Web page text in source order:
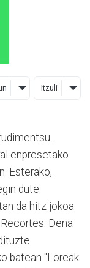
Itzuli
enpresetako
Esterako,
dute.
da hitz jokoa
Dena
batean "Loreak